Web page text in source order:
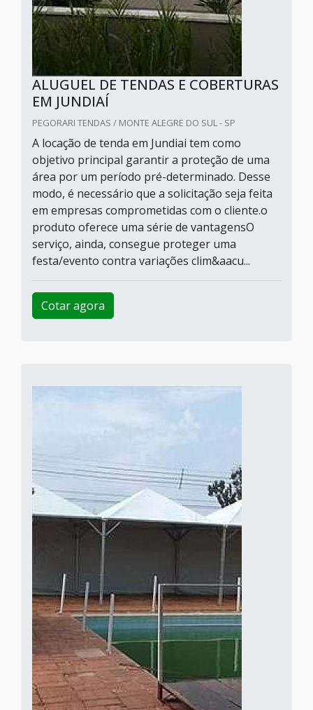
ALUGUEL DE TENDAS E COBERTURAS
EM JUNDIAÍ
PEGORARI TENDAS / MONTE ALEGRE DO SUL - SP
A locação de tenda em Jundiai tem como
objetivo principal garantir a proteção de uma
área por um período pré-determinado. Desse
modo, é necessário que a solicitação seja feita
em empresas comprometidas com o cliente.o
produto oferece uma série de vantagensO
serviço, ainda, consegue proteger uma
festa/evento contra variações clim&aacu...
Cotar agora